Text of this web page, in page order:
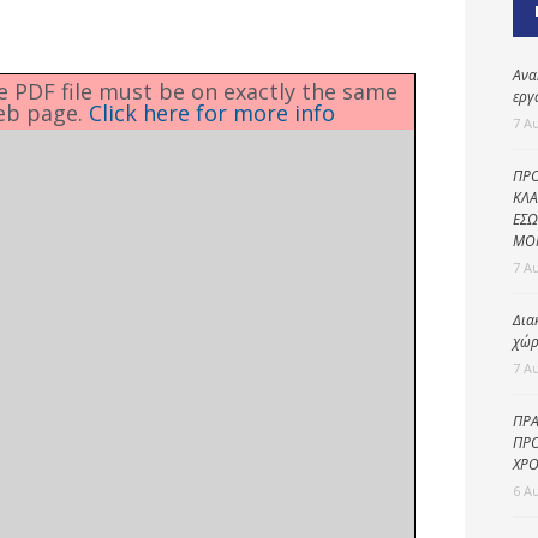
Δημοτική
αστυνομία
file must be on exactly the same
page. Click here for more info 7
7
7
6